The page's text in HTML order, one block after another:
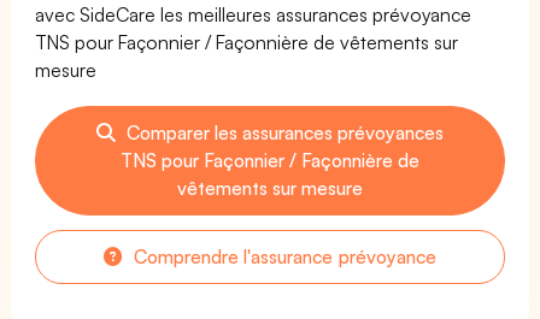
avec SideCare les meilleures assurances prévoyance
TNS pour Façonnier / Façonnière de vêtements sur
mesure
Comparer les assurances prévoyances
TNS pour Façonnier / Façonnière de
vêtements sur mesure
Comprendre l'assurance prévoyance